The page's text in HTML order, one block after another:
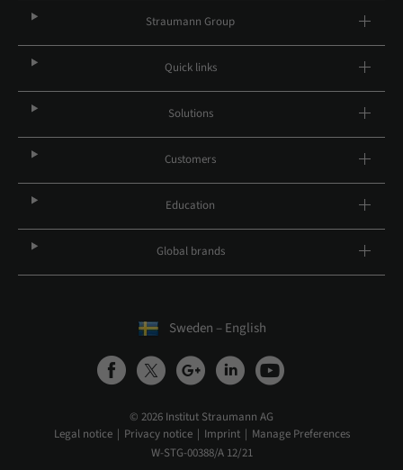
Straumann Group
Quick links
Solutions
Customers
Education
Global brands
Sweden – English
© 2026 Institut Straumann AG
Legal notice
Privacy notice Imprint
Manage Preferences
W-STG-00388/A 12/21